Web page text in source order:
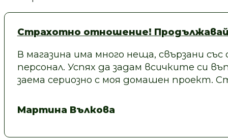
Страхотно отношение!
В магазина има много неща, свързани
персонал. Успях да задам всичките си
заема сериозно с моя домашен
Мартина Вълкова